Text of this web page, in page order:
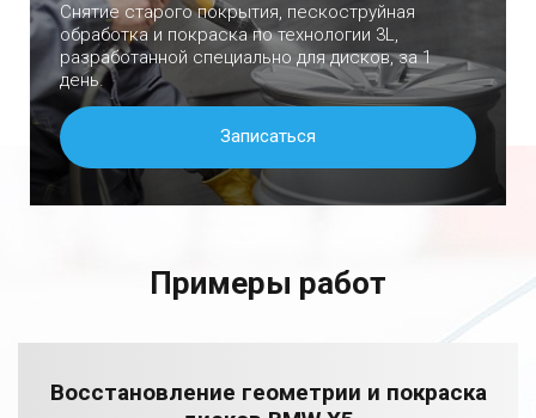
Снятие старого покрытия, пескоструйная
обработка и покраска по технологии 3L,
разработанной специально для дисков, за 1
день.
Записаться
Примеры работ
Восстановление геометрии и покраска